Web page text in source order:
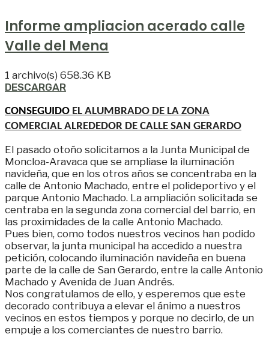
Informe ampliacion acerado calle
Valle del Mena
1 archivo(s) 658.36 KB
DESCARGAR
CONSEGUIDO EL ALUMBRADO DE LA ZONA
COMERCIAL ALREDEDOR DE CALLE SAN GERARDO
El pasado otoño solicitamos a la Junta Municipal de
Moncloa-Aravaca que se ampliase la iluminación
navideña, que en los otros años se concentraba en la
calle de Antonio Machado, entre el polideportivo y el
parque Antonio Machado. La ampliación solicitada se
centraba en la segunda zona comercial del barrio, en
las proximidades de la calle Antonio Machado.
Pues bien, como todos nuestros vecinos han podido
observar, la junta municipal ha accedido a nuestra
petición, colocando iluminación navideña en buena
parte de la calle de San Gerardo, entre la calle Antonio
Machado y Avenida de Juan Andrés.
Nos congratulamos de ello, y esperemos que este
decorado contribuya a elevar el ánimo a nuestros
vecinos en estos tiempos y porque no decirlo, de un
empuje a los comerciantes de nuestro barrio.